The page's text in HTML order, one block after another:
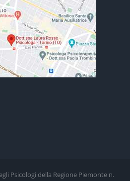
Psicologi della Regione Piemonte n.